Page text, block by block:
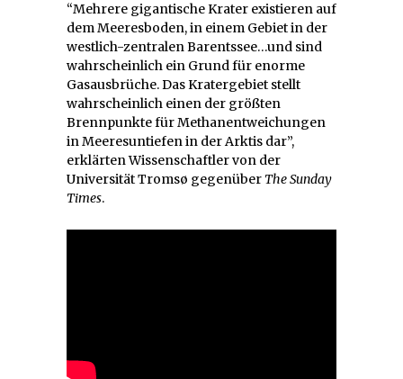
“Mehrere gigantische Krater existieren auf
dem Meeresboden, in einem Gebiet in der
westlich-zentralen Barentssee…und sind
wahrscheinlich ein Grund für enorme
Gasausbrüche. Das Kratergebiet stellt
wahrscheinlich einen der größten
Brennpunkte für Methanentweichungen
in Meeresuntiefen in der Arktis dar”,
erklärten Wissenschaftler von der
Universität Tromsø gegenüber The Sunday
Times.